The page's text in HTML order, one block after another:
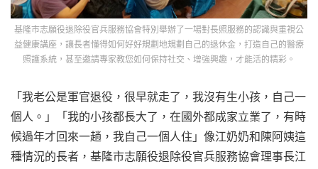
基隆市志願役退除役官兵服務協會特別舉辦了一場對長照服務的認識與重視公
益健康講座，讓長者懂得如何好好規劃地規劃自己的退休金，打造自己的醫療
照護系統，甚至邀請專家教您如何保持社交、增強興趣，才能活的精彩。
「我老公是軍官退役，很早就走了，我沒有生小孩，自己一
個人。」「我的小孩都長大了，在國外都成家立業了，有時
候過年才回來一趟，我自己一個人住」像江奶奶和陳阿姨這
種情況的長者，基隆市志願役退除役官兵服務協會理事長江